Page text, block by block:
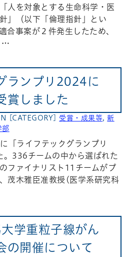
人を対象とする生命科学・医
」（以下「倫理指針」とい
合事案が２件発生したため、
…
ランプリ2024に
賞しました
[CATEGORY] 受賞・成果等 ,新
部
「ライフテックグランプリ
336チームの中から選ばれた
ファイナリスト11チームがプ
茂木雅臣准教授(医学系研究科
学重粒子線がん
の開催について